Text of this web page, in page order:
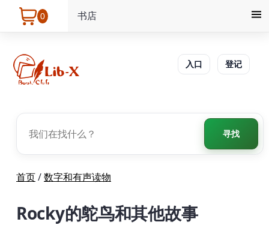
0 书店
入口 登记
寻找
首页/数字和有声读物
Rocky的鸵鸟和其他故事